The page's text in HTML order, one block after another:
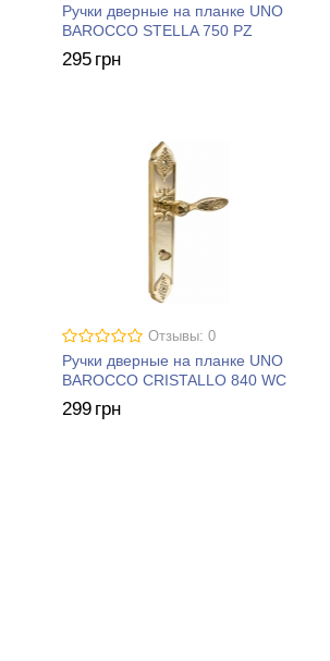
Ручки дверные на планке UNO
BAROCCO STELLA 750 PZ
295 грн
Отзывы: 0
Ручки дверные на планке UNO
BAROCCO CRISTALLO 840 WC
299 грн